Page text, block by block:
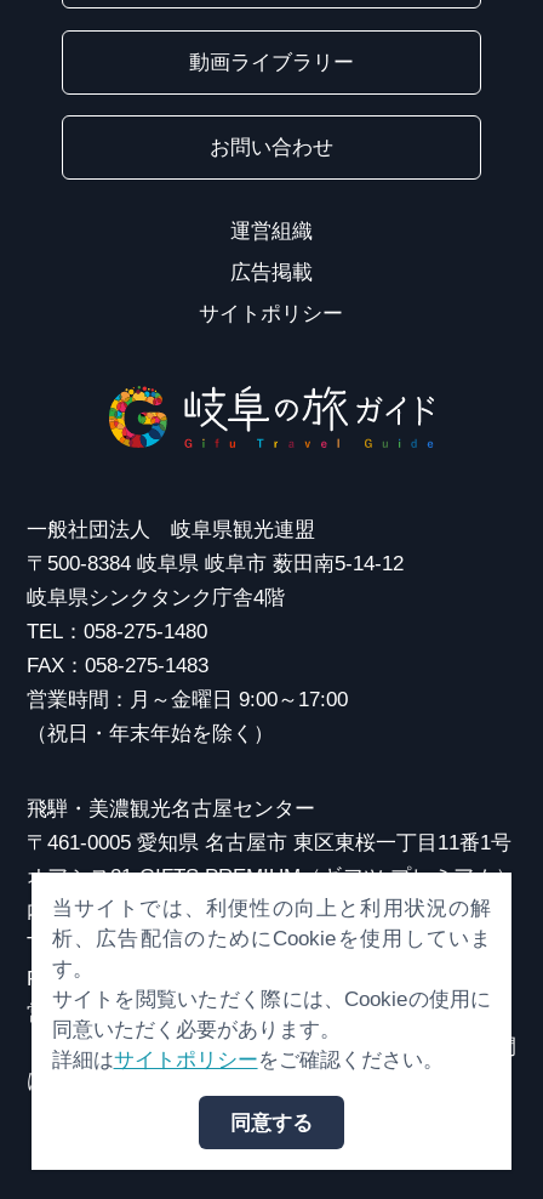
動画ライブラリー
お問い合わせ
運営組織
広告掲載
サイトポリシー
一般社団法人 岐阜県観光連盟
〒500-8384 岐阜県 岐阜市 薮田南5-14-12
岐阜県シンクタンク庁舎4階
TEL：058-275-1480
FAX：058-275-1483
営業時間：月～金曜日 9:00～17:00
（祝日・年末年始を除く）
飛騨・美濃観光名古屋センター
〒461-0005 愛知県 名古屋市 東区東桜一丁目11番1号
オアシス21 GIFTS PREMIUM（ギフツ プレミアム）
内
TEL：052-253-6185
FAX：052-253-6186
営業時間：10:00～21:00
（原則、元日を除き年中無休）※観光相談対応時間
は18:30まで
© （一社）岐阜県観光連盟 All Rights Reserved.
当サイトでは、利便性の向上と利用状況の解
析、広告配信のためにCookieを使用していま
す。
サイトを閲覧いただく際には、Cookieの使用に
同意いただく必要があります。
詳細はサイトポリシーをご確認ください。
同意する